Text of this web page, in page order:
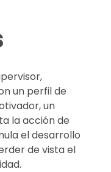
un perfil de
un
la acción de
el desarrollo
de vista el